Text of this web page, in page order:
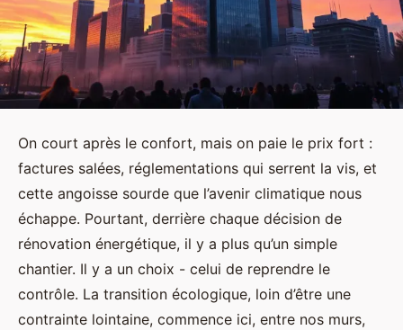
On court après le confort, mais on paie le prix fort :
factures salées, réglementations qui serrent la vis, et
cette angoisse sourde que l’avenir climatique nous
échappe. Pourtant, derrière chaque décision de
rénovation énergétique, il y a plus qu’un simple
chantier. Il y a un choix - celui de reprendre le
contrôle. La transition écologique, loin d’être une
contrainte lointaine, commence ici, entre nos murs,